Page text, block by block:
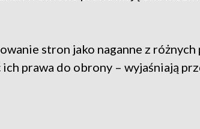
stron jako naganne z
ich prawa do obrony – wyjaśniają